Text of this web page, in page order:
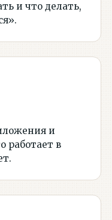
и что делать,
и
работает в